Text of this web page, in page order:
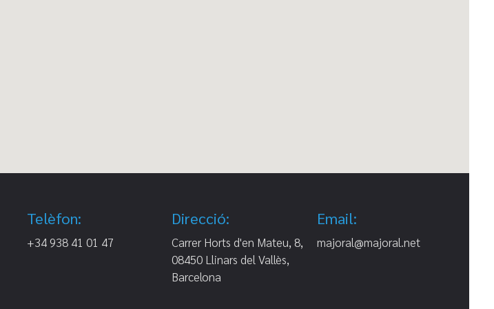
Telèfon:
+34 938 41 01 47
Direcció:
Carrer Horts d'en Mateu, 8,
08450 Llinars del Vallès,
Barcelona
Email:
majoral@majoral.net